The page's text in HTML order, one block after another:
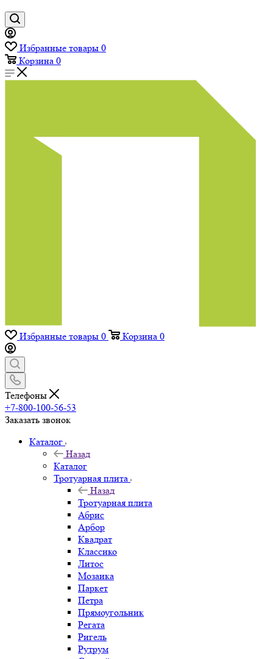
Избранные товары 0
Корзина 0
Избранные товары 0 Корзина 0
Телефоны
+7-800-100-56-53
Заказать звонок
Каталог
Назад
Каталог
Тротуарная плита
Назад
Тротуарная плита
Абрис
Арбор
Квадрат
Классико
Литос
Мозаика
Паркет
Петра
Прямоугольник
Регата
Ригель
Рутрум